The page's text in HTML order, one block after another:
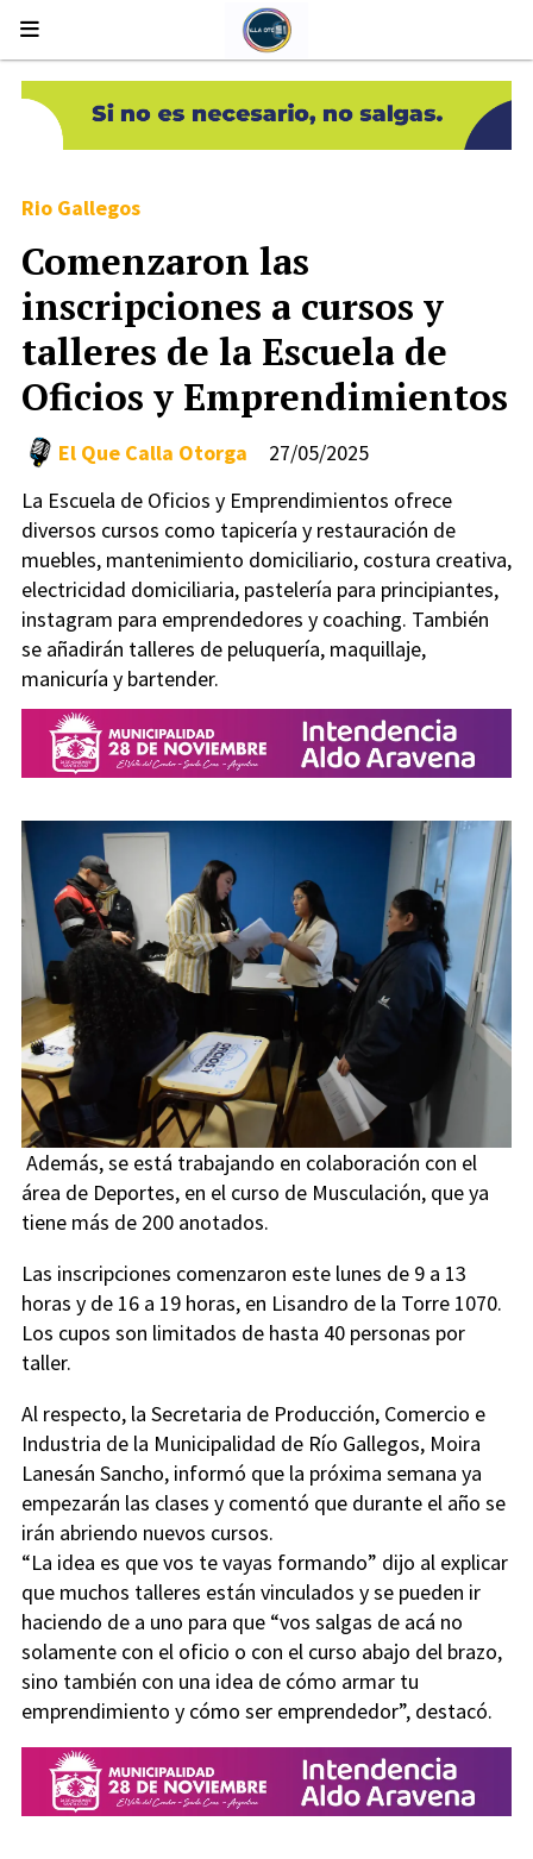
Comenzaron las
inscripciones a cursos y
talleres de la Escuela de
Oficios y Emprendimientos
La Escuela de Oficios y Emprendimientos ofrece
diversos cursos como tapicería y restauración de
muebles, mantenimiento domiciliario, costura creativa,
electricidad domiciliaria, pastelería para principiantes,
instagram para emprendedores y coaching. También
se añadirán talleres de peluquería, maquillaje,
manicuría y bartender.
Rio Gallegos
27/05/2025
El Que Calla Otorga
Además, se está trabajando en colaboración con el
área de Deportes, en el curso de Musculación, que ya
tiene más de 200 anotados.
Las inscripciones comenzaron este lunes de 9 a 13
horas y de 16 a 19 horas, en Lisandro de la Torre 1070.
Los cupos son limitados de hasta 40 personas por
taller.
Al respecto, la Secretaria de Producción, Comercio e
Industria de la Municipalidad de Río Gallegos, Moira
Lanesán Sancho, informó que la próxima semana ya
empezarán las clases y comentó que durante el año se
irán abriendo nuevos cursos.
“La idea es que vos te vayas formando” dijo al explicar
que muchos talleres están vinculados y se pueden ir
haciendo de a uno para que “vos salgas de acá no
solamente con el oficio o con el curso abajo del brazo,
sino también con una idea de cómo armar tu
emprendimiento y cómo ser emprendedor”, destacó.